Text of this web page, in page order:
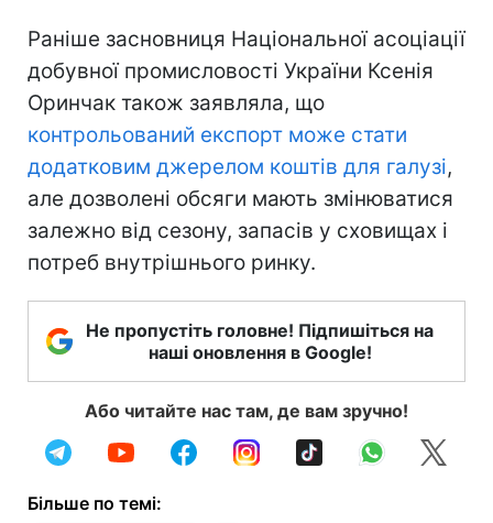
Раніше засновниця Національної асоціації
добувної промисловості України Ксенія
Оринчак також заявляла, що
контрольований експорт може стати
додатковим джерелом коштів для галузі,
але дозволені обсяги мають змінюватися
залежно від сезону, запасів у сховищах і
потреб внутрішнього ринку.
Не пропустіть головне! Підпишіться на
наші оновлення в Google!
Або читайте нас там, де вам зручно!
Більше по темі: